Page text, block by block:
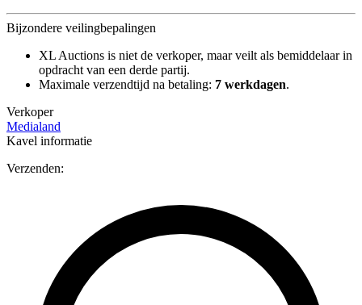
Bijzondere veilingbepalingen
XL Auctions is niet de verkoper, maar veilt als bemiddelaar in
opdracht van een derde partij.
Maximale verzendtijd na betaling: 7 werkdagen.
Verkoper
Medialand
Kavel informatie
Verzenden: